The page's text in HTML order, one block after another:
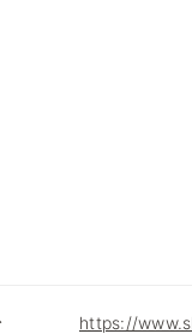
https://